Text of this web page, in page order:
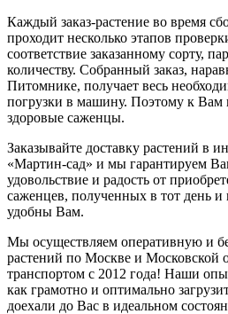
Каждый заказ-растение во время
проходит несколько этапов
соответствие заказанному сорту,
количеству. Собранный заказ,
Питомнике, получает весь
погрузки в машину. Поэтому к Вам
здоровые саженцы.
Заказывайте доставку растений в
«Мартин-сад» и мы гарантируем
удовольствие и радость от
саженцев, полученных в тот день и
удобны Вам.
Мы осуществляем оперативную и
растений по Москве и Московской
транспортом с 2012 года! Наши
как грамотно и оптимально
доехали до Вас в идеальном